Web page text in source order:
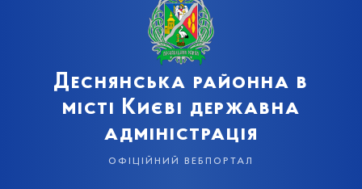
Деснянська районна в
місті Києві державна
адміністрація
офіційний вебпортал